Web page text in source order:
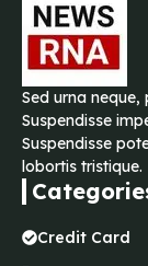
Sed urna
Suspendisse
Suspendisse
lobortis tristique.
Credit Card